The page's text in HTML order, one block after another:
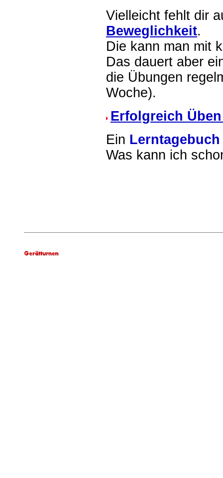
Vielleicht fehlt dir
Beweglichkeit.
Die kann man mit
Das dauert aber
die Übungen
Woche).
Erfolgreich
Ein Lerntagebuch
Was kann ich